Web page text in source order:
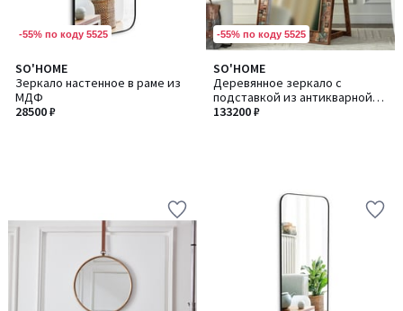
-55% по коду 5525
SO'HOME
Зеркало настенное в раме из
МДФ
28500 ₽
-55% по коду 5525
SO'HOME
Деревянное зеркало с
подставкой из антикварной
древесины манго
133200 ₽